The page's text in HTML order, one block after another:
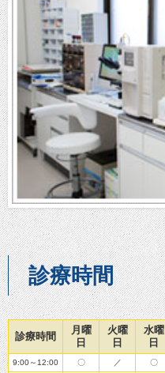
診療時間
診療時間
月曜
日
火曜
日
水曜
日
9:00～12:00 〇 ／ 〇